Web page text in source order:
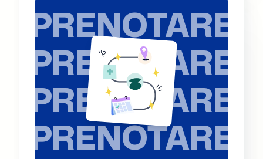
PRENOTARE
PRENOTARE
PRENOTARE
PRENOTARE